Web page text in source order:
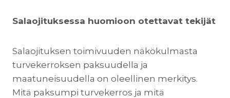
Salaojituksessa huomioon otettavat tekijät
Salaojituksen toimivuuden näkökulmasta
turvekerroksen paksuudella ja
maatuneisuudella on oleellinen merkitys.
Mitä paksumpi turvekerros ja mitä